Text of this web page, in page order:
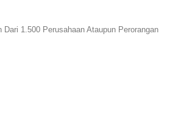
Dari 1.500 Perusahaan Ataupun Perorangan